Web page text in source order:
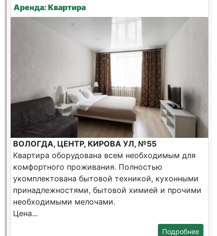
Аренда: Квартира
ВОЛОГДА, ЦЕНТР, КИРОВА УЛ, №55
Квартира оборудована всем необходимым для
комфортного проживания. Полностью
укомплектована бытовой техникой, кухонными
принадлежностями, бытовой химией и прочими
необходимыми мелочами.
Цена...
Подробнее